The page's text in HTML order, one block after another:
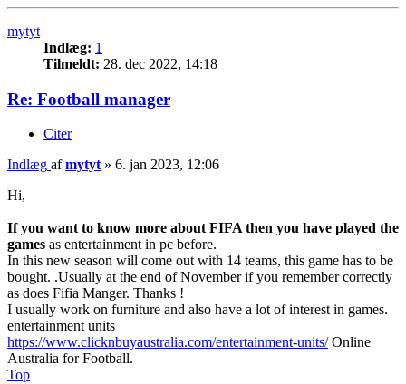
mytyt
Indlæg: 1
Tilmeldt: 28. dec 2022, 14:18
Re: Football manager
Citer
Indlæg afmytyt » 6. jan 2023, 12:06
Hi,
If you want to know more about FIFA then you have played the
games as entertainment in pc before.
In this new season will come out with 14 teams, this game has to be
bought. .Usually at the end of November if you remember correctly
as does Fifia Manger. Thanks !
I usually work on furniture and also have a lot of interest in games.
entertainment units
https://www.clicknbuyaustralia.com/entertainment-units/Online
Australia for Football.
Top